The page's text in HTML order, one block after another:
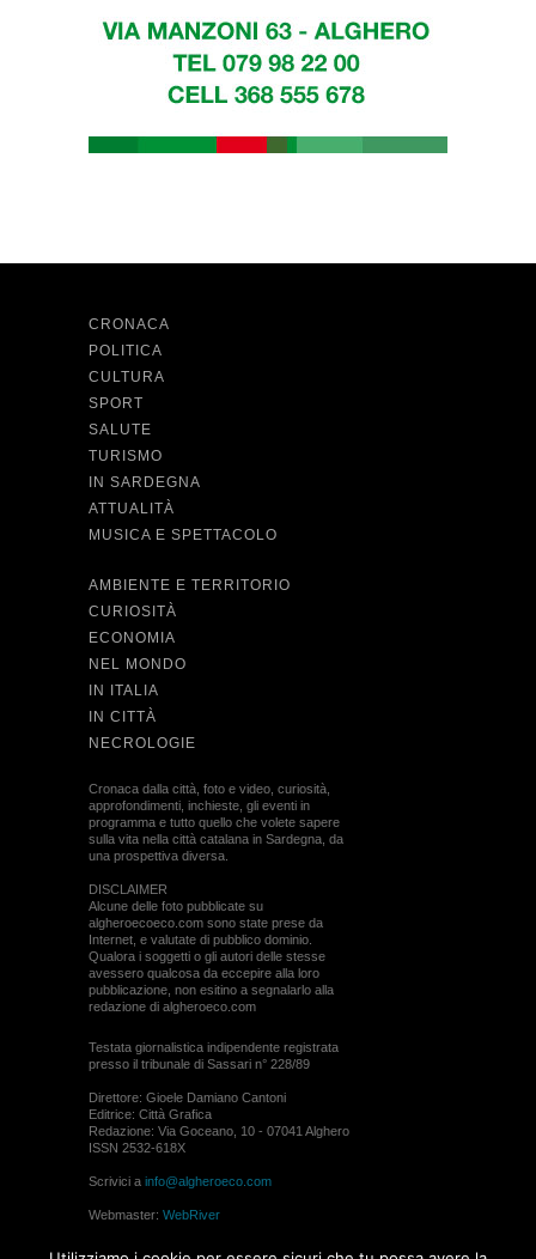
CRONACA
POLITICA
CULTURA
SPORT
SALUTE
TURISMO
IN SARDEGNA
ATTUALITÀ
MUSICA E SPETTACOLO
AMBIENTE E TERRITORIO
CURIOSITÀ
ECONOMIA
NEL MONDO
IN ITALIA
IN CITTÀ
NECROLOGIE
Cronaca dalla città, foto e video, curiosità,
approfondimenti, inchieste, gli eventi in
programma e tutto quello che volete sapere
sulla vita nella città catalana in Sardegna, da
una prospettiva diversa.
DISCLAIMER
Alcune delle foto pubblicate su
algheroecoeco.com sono state prese da
Internet, e valutate di pubblico dominio.
Qualora i soggetti o gli autori delle stesse
avessero qualcosa da eccepire alla loro
pubblicazione, non esitino a segnalarlo alla
redazione di algheroeco.com
Testata giornalistica indipendente registrata
presso il tribunale di Sassari n° 228/89
Direttore: Gioele Damiano Cantoni
Editrice: Città Grafica
Redazione: Via Goceano, 10 - 07041 Alghero
ISSN 2532-618X
Scrivici a info@algheroeco.com
Webmaster: WebRiver